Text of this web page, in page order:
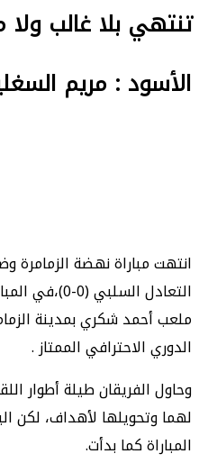
تنتهي بلا غالب
الأسود : مريم
انتهت مباراة نهضة الزمامرة
التعادل
الدوري الاحترافي الممتاز .
وحاول الفريقان طيلة أطوار
لهما وتحويلها لأهداف، لكن
المباراة كما بدأت.